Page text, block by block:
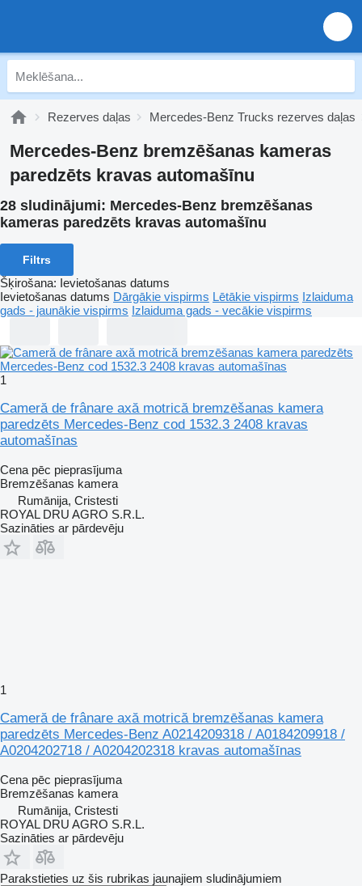
Rezerves daļas Mercedes-Benz Trucks rezerves daļas
Mercedes-Benz bremzēšanas kameras
paredzēts kravas automašīnu
28 sludinājumi: Mercedes-Benz bremzēšanas
kameras paredzēts kravas automašīnu
Filtrs
Šķirošana: Ievietošanas datums
Ievietošanas datums Dārgākie vispirms Lētākie vispirms Izlaiduma
gads - jaunākie vispirms Izlaiduma gads - vecākie vispirms
1
Cameră de frânare axă motrică bremzēšanas kamera
paredzēts Mercedes-Benz cod 1532.3 2408 kravas
automašīnas
Cena pēc pieprasījuma
Bremzēšanas kamera
Rumānija, Cristesti
ROYAL DRU AGRO S.R.L.
Sazināties ar pārdevēju
1
Cameră de frânare axă motrică bremzēšanas kamera
paredzēts Mercedes-Benz A0214209318 / A0184209918 /
A0204202718 / A0204202318 kravas automašīnas
Cena pēc pieprasījuma
Bremzēšanas kamera
Rumānija, Cristesti
ROYAL DRU AGRO S.R.L.
Sazināties ar pārdevēju
Parakstieties uz šis rubrikas jaunajiem sludinājumiem